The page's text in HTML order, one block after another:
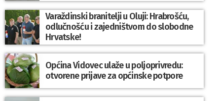
Varaždinski branitelji u Oluji: Hrabrošću,
odlučnošću i zajedništvom do slobodne
Hrvatske!
Općina Vidovec ulaže u poljoprivredu:
otvorene prijave za općinske potpore